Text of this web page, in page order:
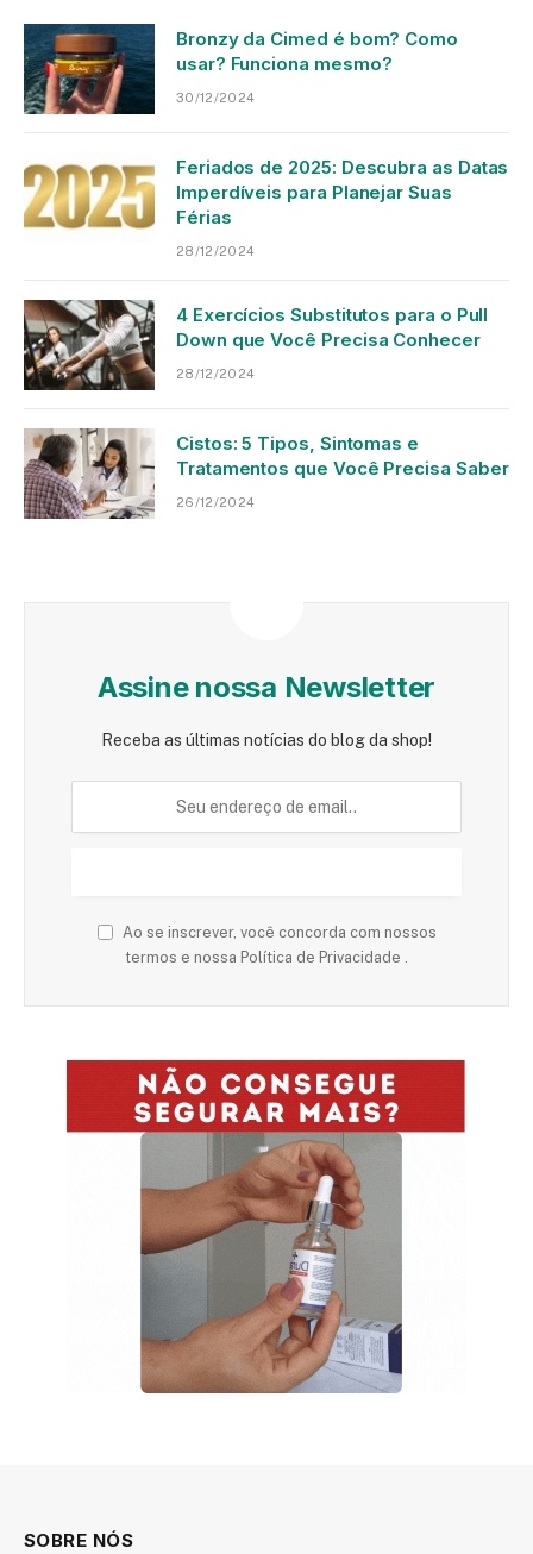
Bronzy da Cimed é bom? Como
usar? Funciona mesmo?
30/12/2024
Feriados de 2025: Descubra as Datas
Imperdíveis para Planejar Suas
Férias
28/12/2024
4 Exercícios Substitutos para o Pull
Down que Você Precisa Conhecer
28/12/2024
Cistos: 5 Tipos, Sintomas e
Tratamentos que Você Precisa Saber
26/12/2024
Assine nossa Newsletter
Receba as últimas notícias do blog da shop!
Ao se inscrever, você concorda com nossos
termos e nossa Política de Privacidade .
SOBRE NÓS